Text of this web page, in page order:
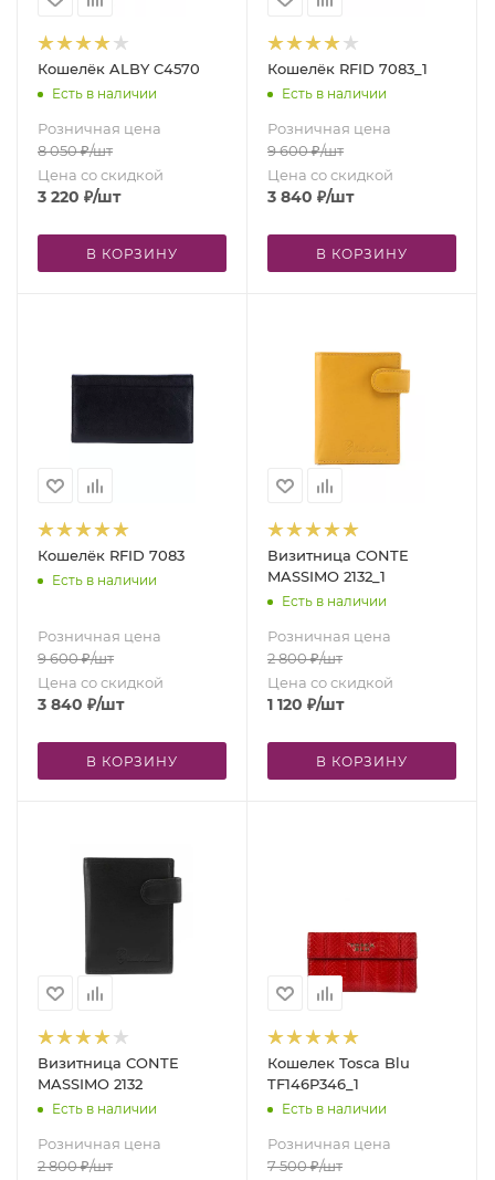
Кошелёк ALBY C4570
Есть в наличии
Розничная цена
8 050₽/шт
Цена со скидкой
3 220 ₽/шт
В КОРЗИНУ
Кошелёк RFID 7083_1
Есть в наличии
Розничная цена
9 600₽/шт
Цена со скидкой
3 840 ₽/шт
В КОРЗИНУ
Кошелёк RFID 7083
Есть в наличии
Розничная цена
9 600₽/шт
Цена со скидкой
3 840 ₽/шт
В КОРЗИНУ
Визитница CONTE
MASSIMO 2132_1
Есть в наличии
Розничная цена
2 800₽/шт
Цена со скидкой
1 120 ₽/шт
В КОРЗИНУ
Визитница CONTE
MASSIMO 2132
Есть в наличии
Розничная цена
2 800₽/шт
Кошелек Tosсa Blu
TF146P346_1
Есть в наличии
Розничная цена
7 500₽/шт